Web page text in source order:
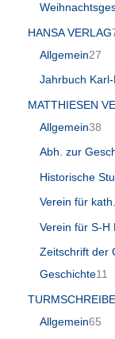
HANSA VERLAG
Allgemein27
Jahrbuch
MATTHIESEN
Allgemein38
Abh. zur
Historische
Verein für
Verein für S-H
Zeitschrift der
Geschichte11
Allgemein65